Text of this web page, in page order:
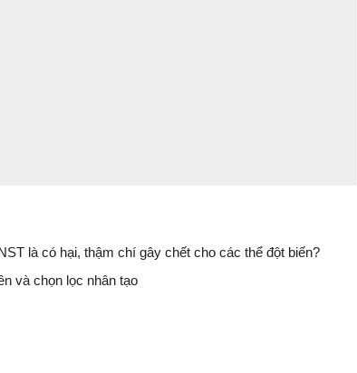
là có hại, thậm chí gây chết cho các thể đột biến?
và chọn lọc nhân tạo